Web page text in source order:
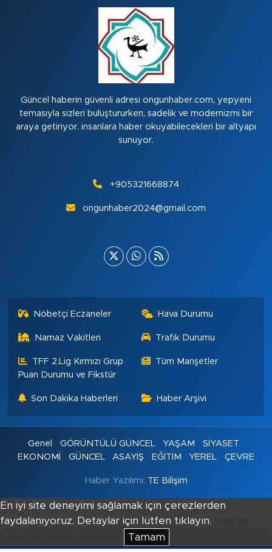
Güncel haberin güvenli adresi ongunhaber.com, yepyeni
temasıyla sizleri buluştururken, sadelik ve modernizmi bir
araya getiriyor. insanlara haber okuyabilecekleri bir altyapı
sunuyor.
+905321668874
ongunhaber2024@gmail.com
Nöbetçi Eczaneler Hava Durumu
Namaz Vakitleri Trafik Durumu
TFF 2.Lig Kırmızı Grup
Puan Durumu ve Fikstür
Tüm Manşetler
Son Dakika Haberleri Haber Arşivi
Genel GÖRÜNTÜLÜ GÜNCEL YAŞAM
SİYASET
EKONOMİ
GÜNCEL ASAYİŞ EĞİTİM YEREL ÇEVRE
Haber Yazılımı: TE Bilişim
En iyi site deneyimi sağlamak için çerezlerden
faydalanıyoruz. Detaylar için lütfen tıklayın.
Tamam